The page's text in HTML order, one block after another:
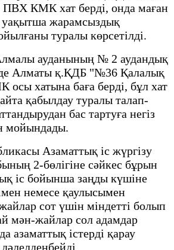
КМК хат берді, онда маған
уақытша жарамсыздық
туралы көрсетілді.
ауданының № 2 аудандық
Алматы қ.ҚДБ "№36 Қалалық
хатына баға берді, бұл хат
қабылдау туралы талап-
бас тартуға негіз
мойындады.
Азаматтық іс жүргізу
2-бөлігіне сәйкес бұрын
іс бойынша заңды күшіне
немесе қаулысымен
сот үшін міндетті болып
мән-жайлар сол адамдар
азаматтық істерді қарау